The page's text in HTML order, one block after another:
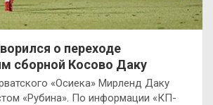
о переходе
сборной Косово Даку
«Осиека» Мирленд Даку
«Рубина». По информации «КП-